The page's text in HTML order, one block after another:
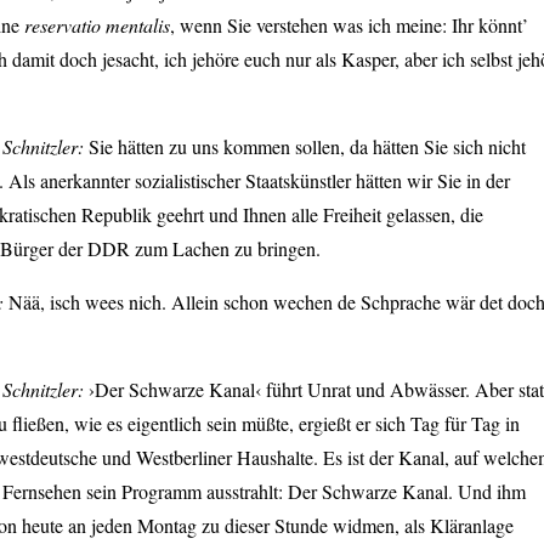
reservatio mentalis, wenn Sie verstehen was ich meine: Ihr könnt’
damit doch jesacht, ich jehöre euch nur als Kasper, aber ich selbst
Sie hätten zu uns kommen sollen, da hätten Sie sich nicht
Als anerkannter sozialistischer Staatskünstler hätten wir Sie in der
Republik geehrt und Ihnen alle Freiheit gelassen, die
der DDR zum Lachen zu bringen.
Nää, isch wees nich. Allein schon wechen de Schprache wär det doch
›Der Schwarze Kanal‹ führt Unrat und Abwässer. Aber
fließen, wie es eigentlich sein müßte, ergießt er sich Tag für Tag in
und Westberliner Haushalte. Es ist der Kanal, auf
sein Programm ausstrahlt: Der Schwarze Kanal. Und ihm
heute an jeden Montag zu dieser Stunde widmen, als Kläranlage